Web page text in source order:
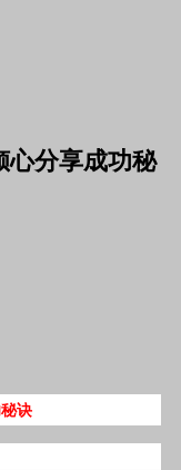
心分享成功秘